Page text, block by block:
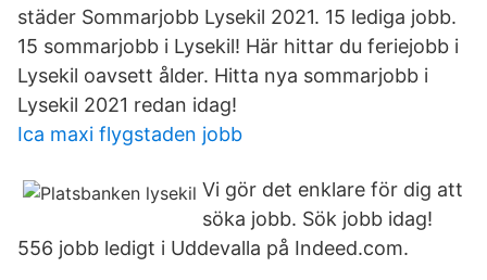
städer Sommarjobb Lysekil 2021. 15 lediga jobb.
15 sommarjobb i Lysekil! Här hittar du feriejobb i
Lysekil oavsett ålder. Hitta nya sommarjobb i
Lysekil 2021 redan idag!
Ica maxi flygstaden jobb
Vi gör det enklare för dig att
söka jobb. Sök jobb idag!
556 jobb ledigt i Uddevalla på Indeed.com.